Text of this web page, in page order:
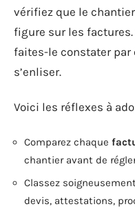
vérifiez que le
figure sur les
faites-le constater
s’enliser.
Voici les réflexes à
Comparez chaque
chantier avant de
Classez
devis, attestations,